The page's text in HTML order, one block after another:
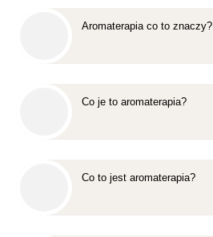
Aromaterapia co to znaczy?
Co je to aromaterapia?
Co to jest aromaterapia?